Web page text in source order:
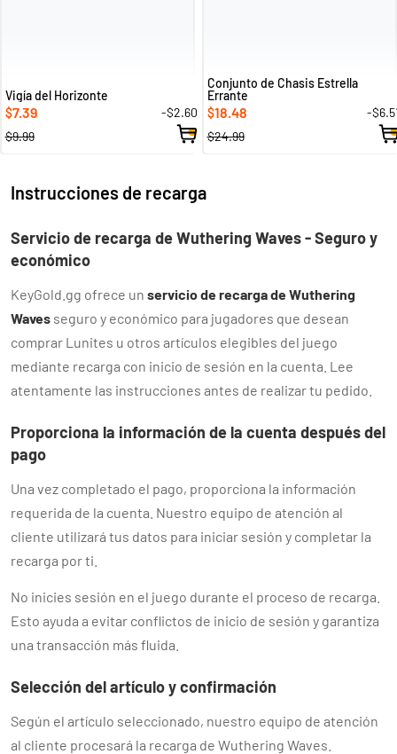
Vigía del Horizonte
$7.39
-$2.60
$9.99
Conjunto de Chasis Estrella
Errante
$18.48
-
$24.99
Instrucciones de recarga
Servicio de recarga de Wuthering Waves - Seguro y
económico
KeyGold.gg ofrece un servicio de recarga de Wuthering
Waves seguro y económico para jugadores que desean
comprar Lunites u otros artículos elegibles del juego
mediante recarga con inicio de sesión en la cuenta. Lee
atentamente las instrucciones antes de realizar tu pedido.
Proporciona la información de la cuenta después del
pago
Una vez completado el pago, proporciona la información
requerida de la cuenta. Nuestro equipo de atención al
cliente utilizará tus datos para iniciar sesión y completar la
recarga por ti.
No inicies sesión en el juego durante el proceso de recarga.
Esto ayuda a evitar conflictos de inicio de sesión y garantiza
una transacción más fluida.
Selección del artículo y confirmación
Según el artículo seleccionado, nuestro equipo de atención
al cliente procesará la recarga de Wuthering Waves.